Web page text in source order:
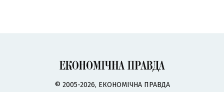
© 2005-2026, ЕКОНОМІЧНА ПРАВДА